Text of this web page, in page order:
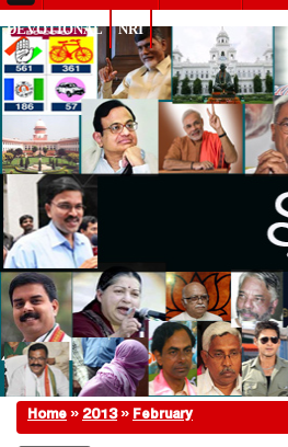
DEVOTIONAL NRI
Home»2013»February